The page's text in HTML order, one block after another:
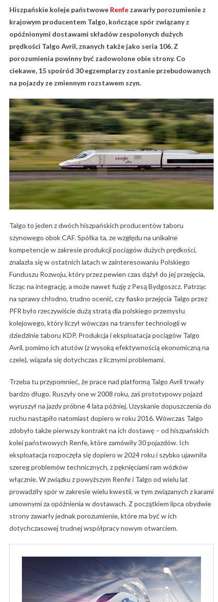
Hiszpańskie koleje państwowe Renfezawarły porozumienie z
krajowym producentem Talgo, kończące spór związany z
opóźnionymi dostawami składów zespolonych dużych
prędkości Talgo Avril, znanych także jako seria 106. Z
porozumienia powinny być zadowolone obie strony. Co
ciekawe, 15 spośród 30 egzemplarzy zostanie przebudowanych
na pojazdy ze zmiennym rozstawem szyn.
Talgo to jeden z dwóch hiszpańskich producentów taboru
szynowego obok CAF. Spółka ta, ze względu na unikalne
kompetencje w zakresie produkcji pociągów dużych prędkości,
znalazła się w ostatnich latach w zainteresowaniu Polskiego
Funduszu Rozwoju, który przez pewien czas dążył do jej przejęcia,
licząc na integrację, a może nawet fuzję z Pesą Bydgoszcz. Patrząc
na sprawy chłodno, trudno ocenić, czy fiasko przejęcia Talgo przez
PFR było rzeczywiście dużą stratą dla polskiego przemysłu
kolejowego, który liczył wówczas na transfer technologii w
dziedzinie taboru KDP. Produkcja i eksploatacja pociągów Talgo
Avril, pomimo ich atutów (z wysoką efektywnością ekonomiczną na
czele), wiązała się dotychczas z licznymi problemami.
Trzeba tu przypomnieć, że prace nad platformą Talgo Avril trwały
bardzo długo. Ruszyły one w 2008 roku, zaś prototypowy pojazd
wyruszył na jazdy próbne 4 lata później. Uzyskanie dopuszczenia do
ruchu nastąpiło natomiast dopiero w roku 2016. Wówczas Talgo
zdobyło także pierwszy kontrakt na ich dostawę – od hiszpańskich
kolei państwowych Renfe, które zamówiły 30 pojazdów. Ich
eksploatacja rozpoczęła się dopiero w 2024 roku i szybko ujawniła
szereg problemów technicznych, z pęknięciami ram wózków
włącznie. W związku z powyższym Renfe i Talgo od wielu lat
prowadziły spór w zakresie wielu kwestii, w tym związanych z karami
umownymi za opóźnienia w dostawach. Z początkiem lipca obydwie
strony zawarły jednak porozumienie, które ma być w ich
dotychczasowej trudnej współpracy nowym otwarciem.